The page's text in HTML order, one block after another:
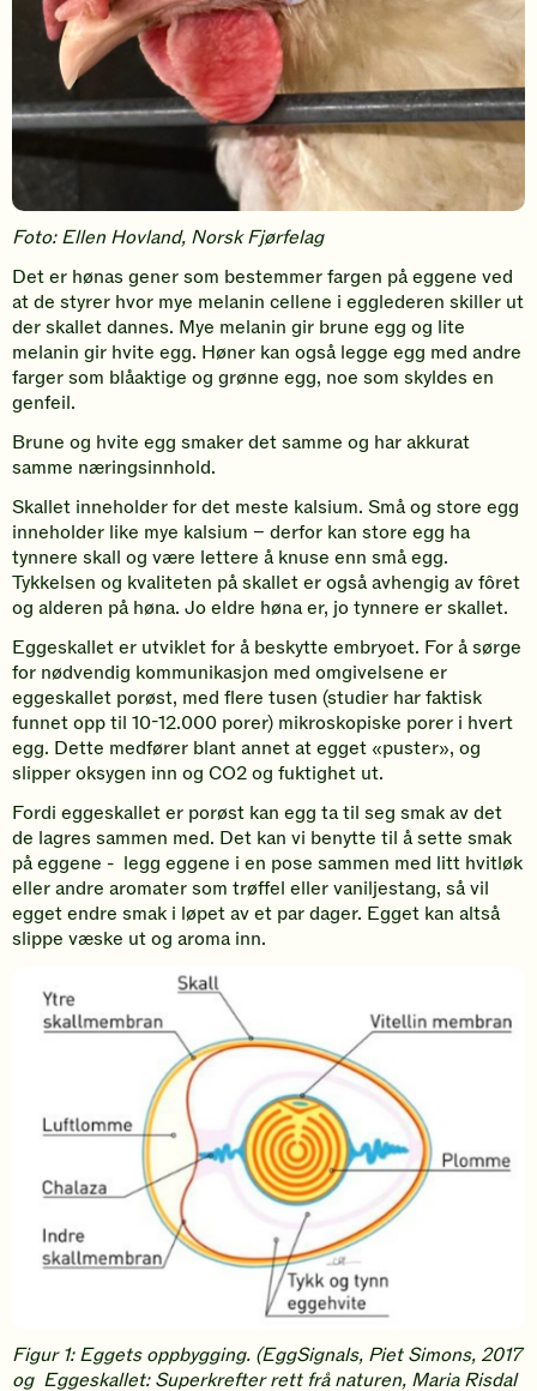
Foto: Ellen Hovland, Norsk Fjørfelag
Det er hønas gener som bestemmer fargen på eggene ved
at de styrer hvor mye melanin cellene i egglederen skiller ut
der skallet dannes. Mye melanin gir brune egg og lite
melanin gir hvite egg. Høner kan også legge egg med andre
farger som blåaktige og grønne egg, noe som skyldes en
genfeil.
Brune og hvite egg smaker det samme og har akkurat
samme næringsinnhold.
Skallet inneholder for det meste kalsium. Små og store egg
inneholder like mye kalsium – derfor kan store egg ha
tynnere skall og være lettere å knuse enn små egg.
Tykkelsen og kvaliteten på skallet er også avhengig av fôret
og alderen på høna. Jo eldre høna er, jo tynnere er skallet.
Eggeskallet er utviklet for å beskytte embryoet. For å sørge
for nødvendig kommunikasjon med omgivelsene er
eggeskallet porøst, med flere tusen (studier har faktisk
funnet opp til 10-12.000 porer) mikroskopiske porer i hvert
egg. Dette medfører blant annet at egget «puster», og
slipper oksygen inn og CO2 og fuktighet ut.
Fordi eggeskallet er porøst kan egg ta til seg smak av det
de lagres sammen med. Det kan vi benytte til å sette smak
på eggene - legg eggene i en pose sammen med litt hvitløk
eller andre aromater som trøffel eller vaniljestang, så vil
egget endre smak i løpet av et par dager. Egget kan altså
slippe væske ut og aroma inn.
Figur 1: Eggets oppbygging. (EggSignals, Piet Simons, 2017
og Eggeskallet: Superkrefter rett frå naturen, Maria Risdal